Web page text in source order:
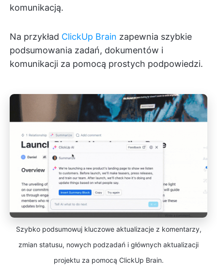
komunikacją.
Na przykład ClickUp Brain zapewnia szybkie
podsumowania zadań, dokumentów i
komunikacji za pomocą prostych podpowiedzi.
Szybko podsumowuj kluczowe aktualizacje z komentarzy,
zmian statusu, nowych podzadań i głównych aktualizacji
projektu za pomocą ClickUp Brain.